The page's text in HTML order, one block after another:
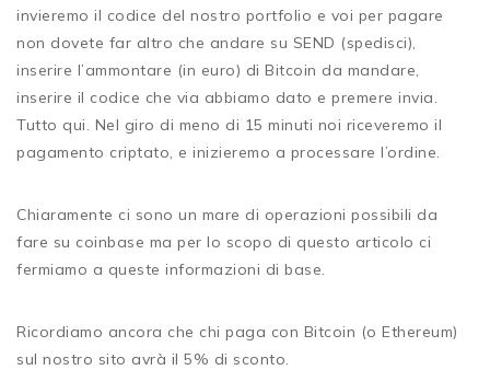
invieremo il codice del nostro portfolio e voi per pagare
non dovete far altro che andare su SEND (spedisci),
inserire l’ammontare (in euro) di Bitcoin da mandare,
inserire il codice che via abbiamo dato e premere invia.
Tutto qui. Nel giro di meno di 15 minuti noi riceveremo il
pagamento criptato, e inizieremo a processare l’ordine.
Chiaramente ci sono un mare di operazioni possibili da
fare su coinbase ma per lo scopo di questo articolo ci
fermiamo a queste informazioni di base.
Ricordiamo ancora che chi paga con Bitcoin (o Ethereum)
sul nostro sito avrà il 5% di sconto.